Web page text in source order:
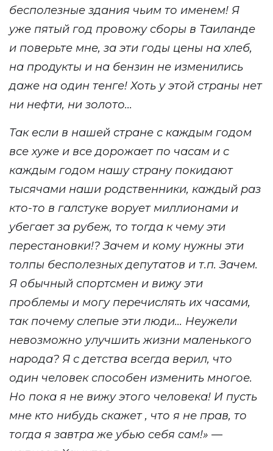
бесполезные здания чьим то именем! Я
уже пятый год провожу сборы в Таиланде
и поверьте мне, за эти годы цены на хлеб,
на продукты и на бензин не изменились
даже на один тенге! Хоть у этой страны нет
ни нефти, ни золото...
Так если в нашей стране с каждым годом
все хуже и все дорожает по часам и с
каждым годом нашу страну покидают
тысячами наши родственники, каждый раз
кто-то в галстуке ворует миллионами и
убегает за рубеж, то тогда к чему эти
перестановки!? Зачем и кому нужны эти
толпы бесполезных депутатов и т.п. Зачем.
Я обычный спортсмен и вижу эти
проблемы и могу перечислять их часами,
так почему слепые эти люди... Неужели
невозможно улучшить жизни маленького
народа? Я с детства всегда верил, что
один человек способен изменить многое.
Но пока я не вижу этого человека! И пусть
мне кто нибудь скажет , что я не прав, то
тогда я завтра же убью себя сам!» —